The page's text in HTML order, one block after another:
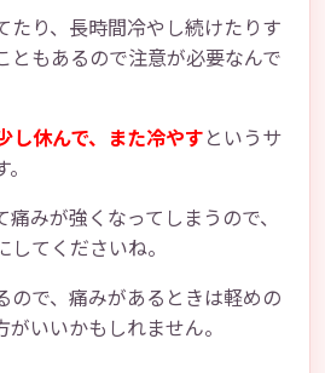
たり、長時間冷やし続けたりす
ともあるので注意が必要なんで
し休んで、また冷やすというサ
みが強くなってしまうので、
てくださいね。
ので、痛みがあるときは軽めの
いいかもしれません。